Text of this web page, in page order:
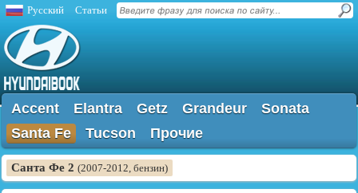
Русский Статьи
Accent Elantra Getz Grandeur
Sonata
Santa Fe
Tucson Прочие
Санта Фе 2 (2007-2012, бензин)